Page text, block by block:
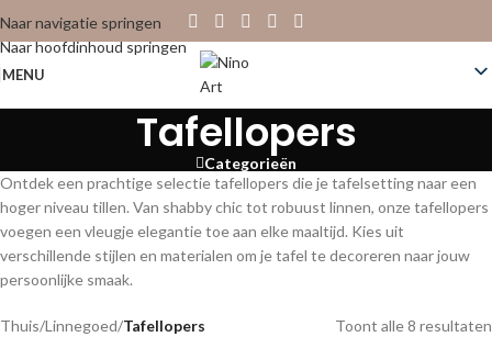
Naar navigatie springen
Naar hoofdinhoud springen
MENU
Tafellopers
Categorieën
Ontdek een prachtige selectie tafellopers die je tafelsetting naar een
hoger niveau tillen. Van shabby chic tot robuust linnen, onze tafellopers
voegen een vleugje elegantie toe aan elke maaltijd. Kies uit
verschillende stijlen en materialen om je tafel te decoreren naar jouw
persoonlijke smaak.
Thuis/Linnegoed/Tafellopers Toont alle 8 resultaten